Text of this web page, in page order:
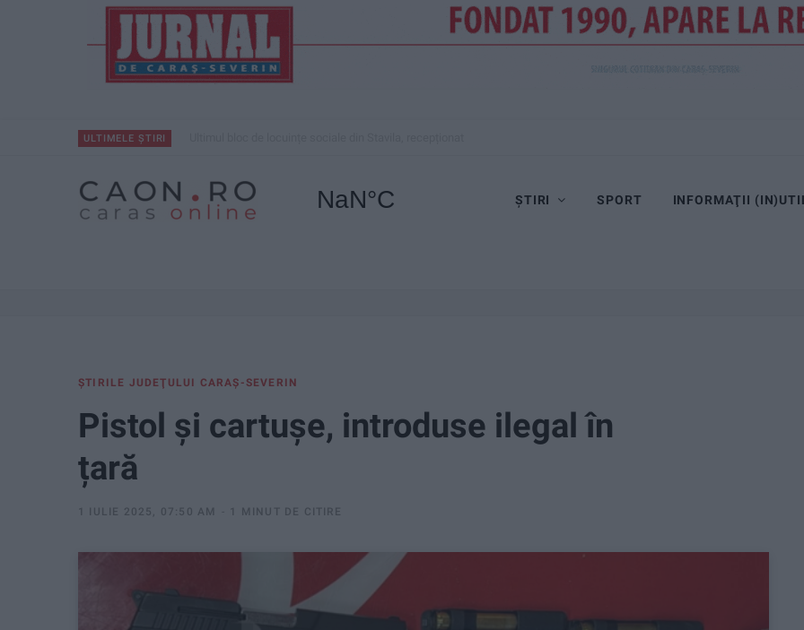
ULTIMELE ȘTIRI
ȘTIRI SPORT INFORMAŢII
ŞTIRILE JUDEŢULUI CARAŞ-SEVERIN
Pistol și cartușe, introduse ilegal în
țară
1 IULIE 2025, 07:50 AM 1 MINUT DE CITIRE